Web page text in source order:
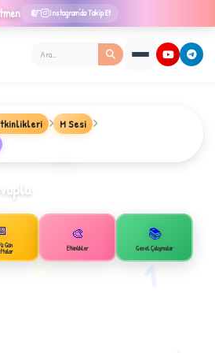
Instagram'da Takip Et
B
M Sesi
Gün
🎨
Etkinlikler
📚
Genel Çalışmalar
1